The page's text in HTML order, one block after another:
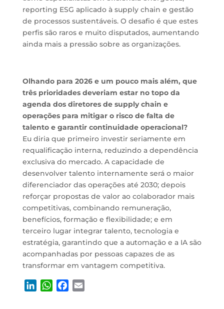
reporting ESG aplicado à supply chain e gestão
de processos sustentáveis. O desafio é que estes
perfis são raros e muito disputados, aumentando
ainda mais a pressão sobre as organizações.
Olhando para 2026 e um pouco mais além, que
três prioridades deveriam estar no topo da
agenda dos diretores de supply chain e
operações para mitigar o risco de falta de
talento e garantir continuidade operacional?
Eu diria que primeiro investir seriamente em
requalificação interna, reduzindo a dependência
exclusiva do mercado. A capacidade de
desenvolver talento internamente será o maior
diferenciador das operações até 2030; depois
reforçar propostas de valor ao colaborador mais
competitivas, combinando remuneração,
benefícios, formação e flexibilidade; e em
terceiro lugar integrar talento, tecnologia e
estratégia, garantindo que a automação e a IA são
acompanhadas por pessoas capazes de as
transformar em vantagem competitiva.
W